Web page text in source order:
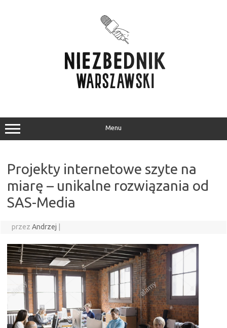
Menu
Projekty internetowe szyte na
miarę – unikalne rozwiązania od
SAS-Media
przez Andrzej